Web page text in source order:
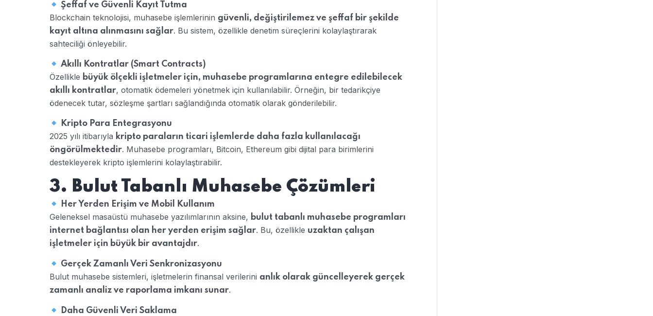
Şeffaf ve Güvenli Kayıt Tutma
Blockchain teknolojisi, muhasebe işlemlerinin güvenli, değiştirilemez ve şeffaf bir şekilde
kayıt altına alınmasını sağlar. Bu sistem, özellikle denetim süreçlerini kolaylaştırarak
sahteciliği önleyebilir.
Akıllı Kontratlar (Smart Contracts)
Özellikle büyük ölçekli işletmeler için, muhasebe programlarına entegre edilebilecek
akıllı kontratlar, otomatik ödemeleri yönetmek için kullanılabilir. Örneğin, bir tedarikçiye
ödenecek tutar, sözleşme şartları sağlandığında otomatik olarak gönderilebilir.
Kripto Para Entegrasyonu
2025 yılı itibarıyla kripto paraların ticari işlemlerde daha fazla kullanılacağı
öngörülmektedir. Muhasebe programları, Bitcoin, Ethereum gibi dijital para birimlerini
destekleyerek kripto işlemlerini kolaylaştırabilir.
3. Bulut Tabanlı Muhasebe Çözümleri
Her Yerden Erişim ve Mobil Kullanım
Geleneksel masaüstü muhasebe yazılımlarının aksine, bulut tabanlı muhasebe programları
internet bağlantısı olan her yerden erişim sağlar. Bu, özellikle uzaktan çalışan
işletmeler için büyük bir avantajdır.
Gerçek Zamanlı Veri Senkronizasyonu
Bulut muhasebe sistemleri, işletmelerin finansal verilerini anlık olarak güncelleyerek gerçek
zamanlı analiz ve raporlama imkanı sunar.
Daha Güvenli Veri Saklama